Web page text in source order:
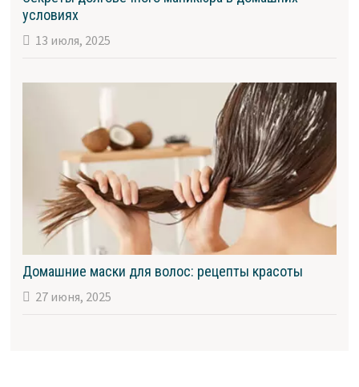
условиях
13 июля, 2025
Домашние маски для волос: рецепты красоты
27 июня, 2025